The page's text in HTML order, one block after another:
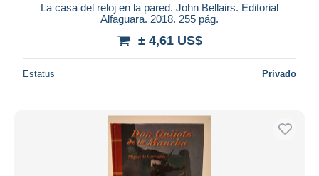
La casa del reloj en la pared. John Bellairs. Editorial
Alfaguara. 2018. 255 pág.
± 4,61 US$
Estatus Privado